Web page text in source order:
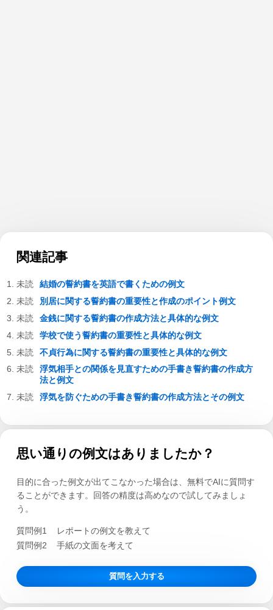
関連記事
結婚の誓約書を英語で書くための例文
別居に関する誓約書の重要性と作成のポイント例文
金銭に関する誓約書の作成方法と具体的な例文
学校で使う誓約書の重要性と具体的な例文
不貞行為に関する誓約書の重要性と具体的な例文
浮気相手との関係を見直すための手書き誓約書の作成方
法と例文
浮気を防ぐための手書き誓約書の作成方法とその例文
思い通りの例文はありましたか？
目的に合った例文が出てこなかった場合は、無料でAIに質問す
ることができます。回答の精度は高めなので試してみましょ
う。
質問例1
レポートの例文を教えて
質問例2
手紙の文面を考えて
質問を入力する